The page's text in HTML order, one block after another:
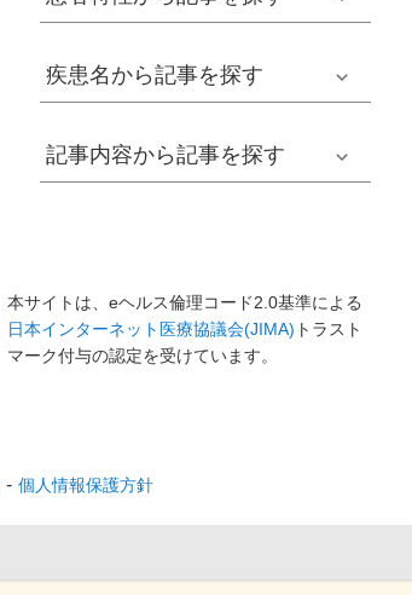
歯科口腔外科系
精神科系
消化器外科系
アレルギー
がん・悪性腫瘍
男性
疾患名から記事を探す
網膜剝離
痛風
前立腺がん
記事内容から記事を探す
健康・美容
食生活
基礎知識
本サイトは、eヘルス倫理コード2.0基準による
日本インターネット医療協議会(JIMA) トラスト
マーク付与の認定を受けています。
個人情報保護方針